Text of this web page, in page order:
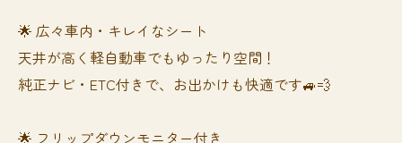
🌟 広々車内・キレイなシート
天井が高く軽自動車でもゆったり空間！
純正ナビ・ETC付きで、お出かけも快適です🚙💨
🌟 フリップダウンモニター付き